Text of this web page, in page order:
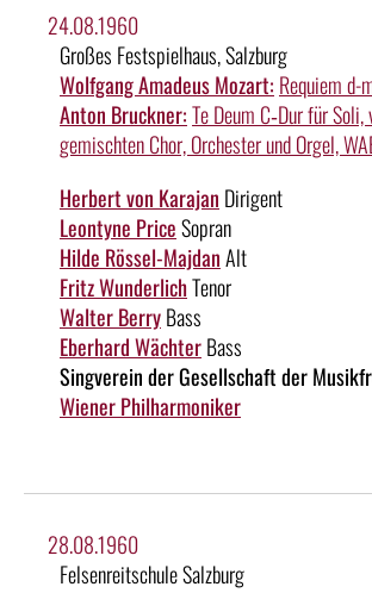
24.08.1960
Großes Festspielhaus, Salzburg
Wolfgang Amadeus Mozart: Requiem
Anton Bruckner:Te Deum C‑Dur für
gemischten Chor, Orchester und Orgel,
Herbert von Karajan Dirigent
Leontyne PriceSopran
Hilde Rössel-MajdanAlt
Fritz WunderlichTenor
Walter BerryBass
Eberhard WächterBass
Singverein der Gesellschaft der
Wiener Philharmoniker
28.08.1960
Felsenreitschule Salzburg